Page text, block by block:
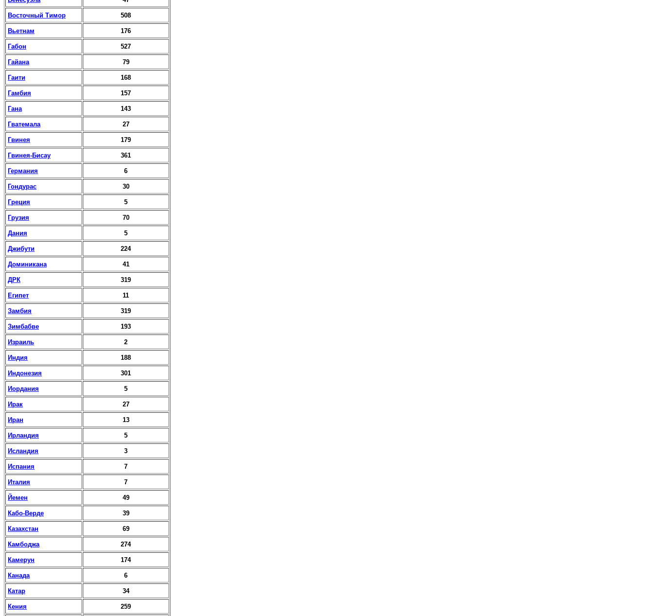
Восточный Тимор 508
Вьетнам 176
Габон 527
Гайана 79
Гаити 168
Гамбия 157
Гана 143
Гватемала 27
Гвинея 179
Гвинея-Бисау 361
Германия 6
Гондурас 30
Греция 5
Грузия 70
Дания 5
Джибути 224
Доминикана 41
ДРК 319
Египет 11
Замбия 319
Зимбабве 193
Израиль 2
Индия 188
Индонезия 301
Иордания 5
Ирак 27
Иран 13
Ирландия 5
Исландия 3
Испания 7
Италия 7
Йемен 49
Кабо-Верде 39
Казахстан 69
Камбоджа 274
Камерун 174
Канада 6
Катар 34
Кения 259